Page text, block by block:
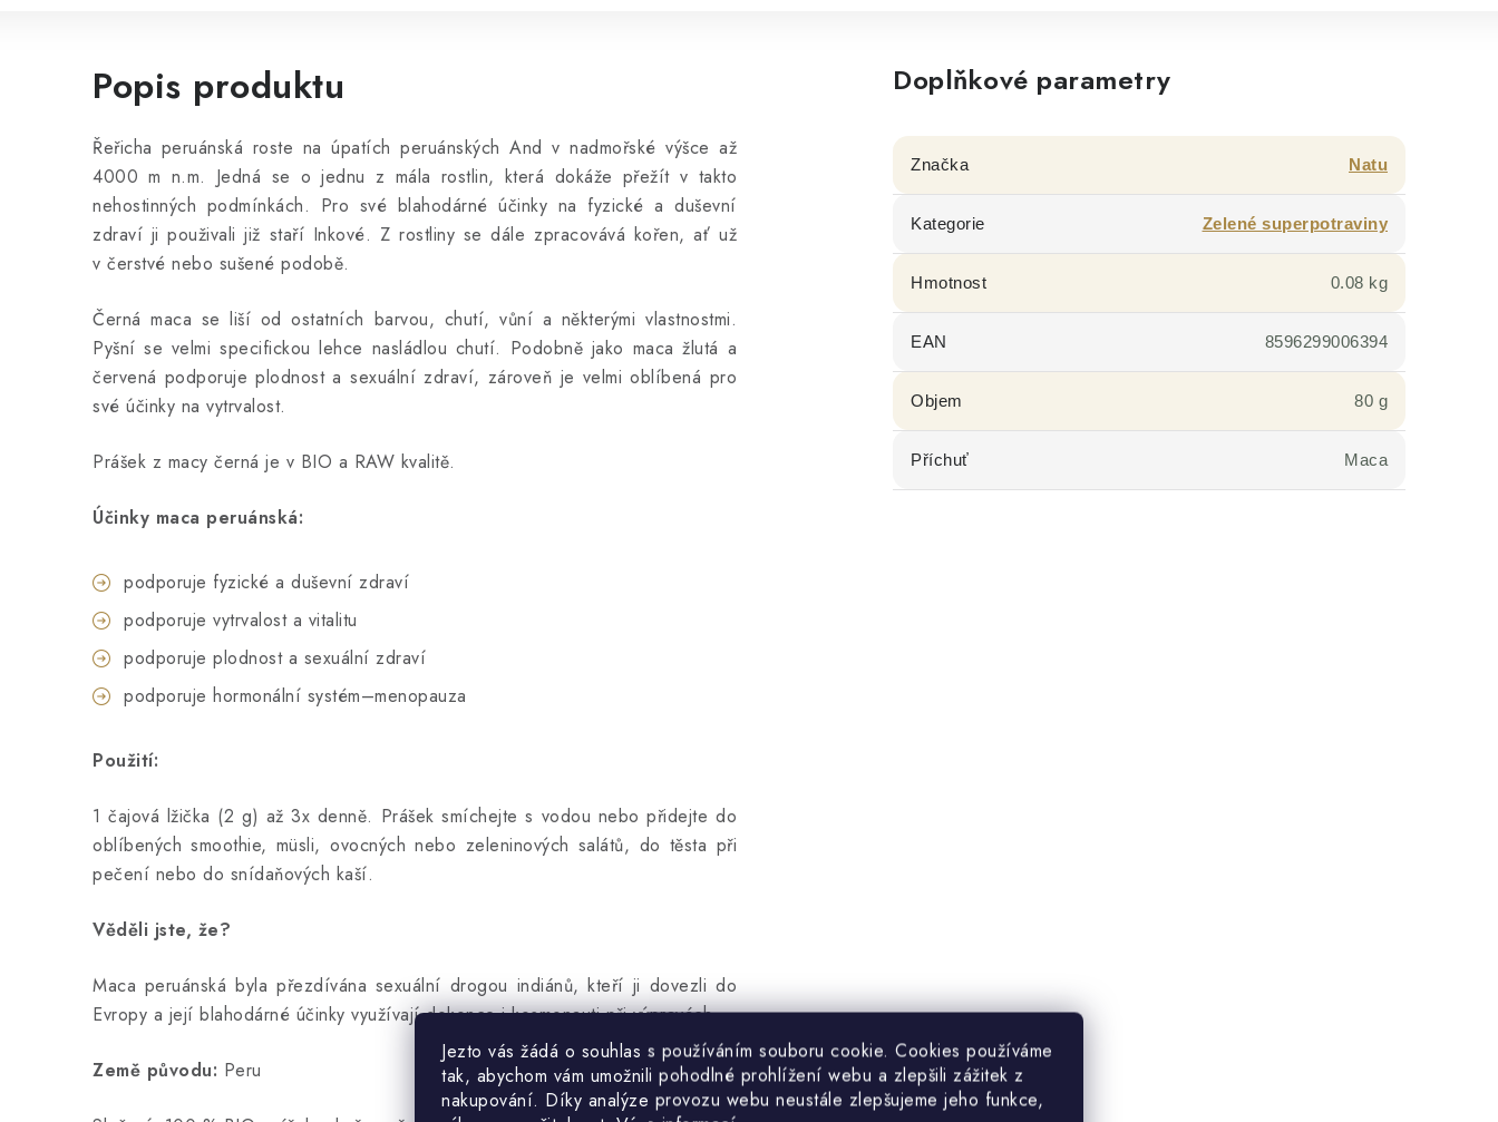
Jezto vás žádá o souhlas s používáním souboru cookie. Cookies používáme
tak, abychom vám umožnili pohodlné prohlížení webu a zlepšili zážitek z
nakupování. Díky analýze provozu webu neustále zlepšujeme jeho funkce,
Popis produktu
Řeřicha peruánská roste na úpatích peruánských And v nadmořské výšce až
4000 m n.m. Jedná se o jednu z mála rostlin, která dokáže přežít v takto
nehostinných podmínkách. Pro své blahodárné účinky na fyzické a duševní
zdraví ji použivali již staří Inkové. Z rostliny se dále zpracovává kořen, ať už
v čerstvé nebo sušené podobě.
Černá maca se liší od ostatních barvou, chutí, vůní a některými vlastnostmi.
Pyšní se velmi specifickou lehce nasládlou chutí. Podobně jako maca žlutá a
červená podporuje plodnost a sexuální zdraví, zároveň je velmi oblíbená pro
své účinky na vytrvalost.
Prášek z macy černá je v BIO a RAW kvalitě.
Účinky maca peruánská:
podporuje fyzické a duševní zdraví
podporuje vytrvalost a vitalitu
podporuje plodnost a sexuální zdraví
podporuje hormonální systém–menopauza
Použití:
1 čajová lžička (2 g) až 3x denně. Prášek smíchejte s vodou nebo přidejte do
oblíbených smoothie, müsli, ovocných nebo zeleninových salátů, do těsta při
pečení nebo do snídaňových kaší.
Věděli jste, že?
Maca peruánská byla přezdívána sexuální drogou indiánů, kteří ji dovezli do
Evropy a její blahodárné účinky využívají dokonce i kosmonauti při výpravách.
Země původu: Peru
Doplňkové parametry
Značka Natu
Kategorie Zelené superpotraviny
Hmotnost 0.08 kg
EAN 8596299006394
Objem 80 g
Příchuť Maca